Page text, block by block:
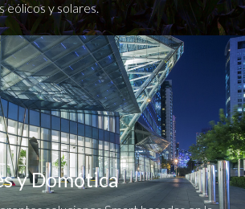
eólicos y solares.
y Domótica